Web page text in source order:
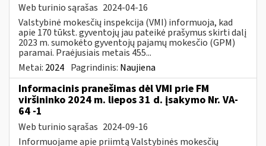
Web turinio sąrašas 2024-04-16
Valstybinė mokesčių inspekcija (VMI) informuoja, kad
apie 170 tūkst. gyventojų jau pateikė prašymus skirti dalį
2023 m. sumokėto gyventojų pajamų mokesčio (GPM)
paramai. Praėjusiais metais 455...
Metai: 2024 Pagrindinis: Naujiena
Informacinis pranešimas dėl VMI prie FM
viršininko 2024 m. liepos 31 d. įsakymo Nr. VA-
64 -1
Web turinio sąrašas 2024-09-16
Informuojame apie priimtą Valstybinės mokesčių